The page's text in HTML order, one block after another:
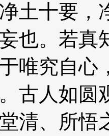
土十要，
也。若真
唯究自心
古人如圆
清、所悟